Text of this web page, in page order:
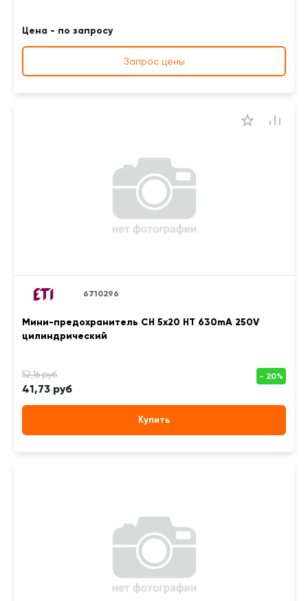
Цена - по запросу
Запрос цены
6710296
Мини-предохранитель CH 5x20 HT 630mA 250V
цилиндрический
41,73 руб
Купить